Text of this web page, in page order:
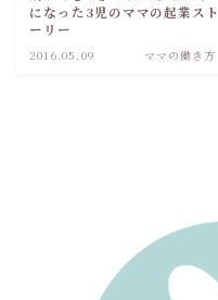
になった3児のママの起業スト
ーリー
2016.05.09 ママの働き方